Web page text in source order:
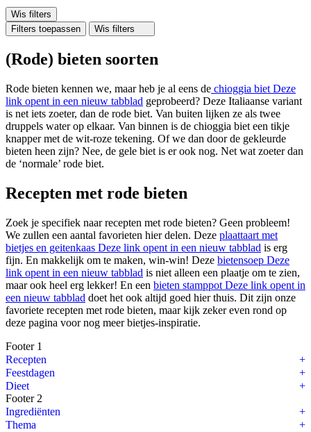
Wis filters
Filters toepassen
Wis filters
(Rode) bieten soorten
Rode bieten kennen we, maar heb je al eens de chioggia biet Deze
link opent in een nieuw tabblad geprobeerd? Deze Italiaanse variant
is net iets zoeter, dan de rode biet. Van buiten lijken ze als twee
druppels water op elkaar. Van binnen is de chioggia biet een tikje
knapper met de wit-roze tekening. Of we dan door de gekleurde
bieten heen zijn? Nee, de gele biet is er ook nog. Net wat zoeter dan
de ‘normale’ rode biet.
Recepten met rode bieten
Zoek je specifiek naar recepten met rode bieten? Geen probleem!
We zullen een aantal favorieten hier delen. Deze plaattaart met
bietjes en geitenkaas Deze link opent in een nieuw tabblad is erg
fijn. En makkelijk om te maken, win-win! Deze bietensoep Deze
link opent in een nieuw tabblad is niet alleen een plaatje om te zien,
maar ook heel erg lekker! En een bieten stamppot Deze link opent in
een nieuw tabblad doet het ook altijd goed hier thuis. Dit zijn onze
favoriete recepten met rode bieten, maar kijk zeker even rond op
deze pagina voor nog meer bietjes-inspiratie.
Footer 1
Recepten
Feestdagen
Dieet
Footer 2
Ingrediënten
Thema